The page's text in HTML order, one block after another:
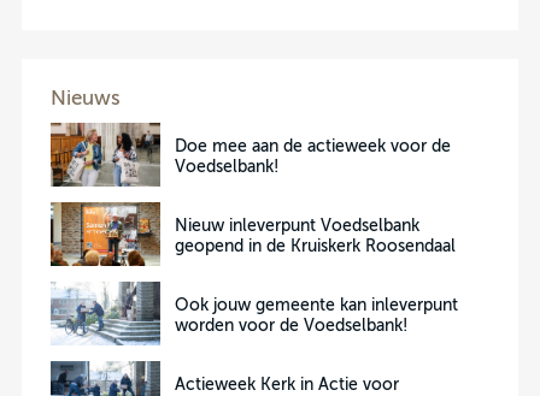
Nieuws
Doe mee aan de actieweek voor de
Voedselbank!
Nieuw inleverpunt Voedselbank
geopend in de Kruiskerk Roosendaal
Ook jouw gemeente kan inleverpunt
worden voor de Voedselbank!
Actieweek Kerk in Actie voor